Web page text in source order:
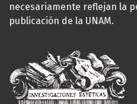
necesariamente reflejan la
publicación de la UNAM.